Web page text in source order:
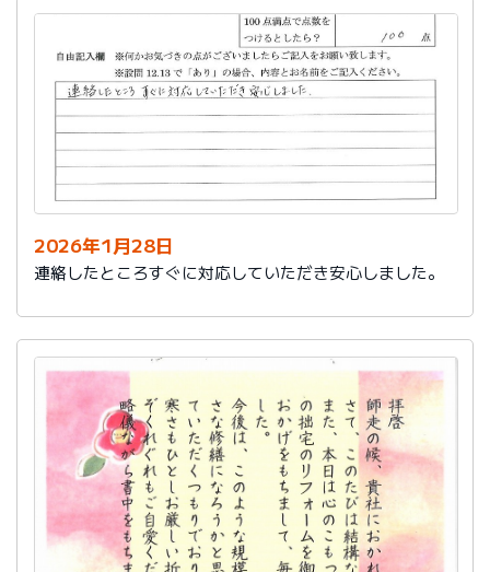
2026年1月28日
連絡したところすぐに対応していただき安心しました。